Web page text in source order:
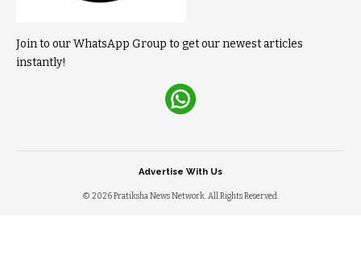
Join to our WhatsApp Group to get our newest articles
instantly!
© 2026 Pratiksha News Network. All Rights Reserved.
Advertise With Us